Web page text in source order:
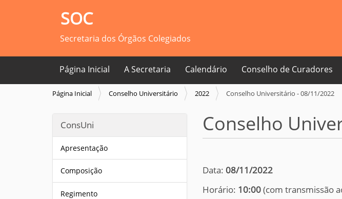
SOC
Secretaria dos Órgãos Colegiados
Página Inicial A Secretaria Calendário Conselho de Curadores
V
e
t
Página Inicial Conselho Universitário 2022 Conselho Universitário - 08/11/2022
ConsUni
Apresentação
Composição
Regimento
Conselho
Data: 08/11/2022
Horário: 10:00(com transmissão